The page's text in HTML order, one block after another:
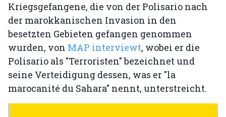
Kriegsgefangene, die von der Polisario nach
der marokkanischen Invasion in den
besetzten Gebieten gefangen genommen
wurden, von MAP interviewt, wobei er die
Polisario als "Terroristen" bezeichnet und
seine Verteidigung dessen, was er "la
marocanité du Sahara" nennt, unterstreicht.